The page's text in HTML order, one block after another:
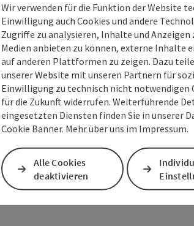
Wir verwenden für die Funktion der Website
Einwilligung auch Cookies und andere
Zugriffe zu analysieren, Inhalte und
Medien anbieten zu können, externe Inhalte
auf anderen Plattformen zu zeigen. Dazu
unserer Website mit unseren Partnern für
Einwilligung zu technisch nicht notwendigen
für die Zukunft widerrufen. Weiterführende
eingesetzten Diensten finden Sie in unserer
Cookie Banner. Mehr über uns im Impressum.
Alle Cookies
deaktivieren